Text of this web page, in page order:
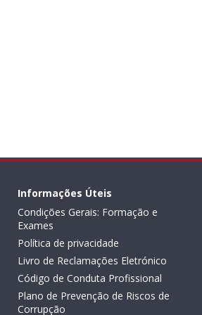
Informações Úteis
Condições Gerais: Formação e
Exames
Política de privacidade
Livro de Reclamações Eletrónico
Código de Conduta Profissional
Plano de Prevenção de Riscos de
Corrupção